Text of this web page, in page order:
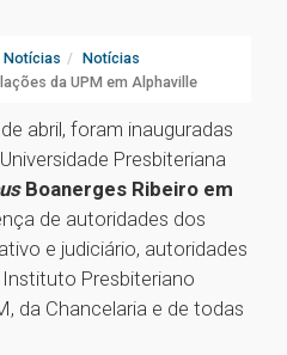
Notícias
da UPM em Alphaville
abril, foram inauguradas
Presbiteriana
Boanerges Ribeiro em
de autoridades dos
e judiciário, autoridades
Presbiteriano
da Chancelaria e de todas